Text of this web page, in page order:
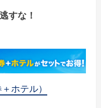
すな！
ホテル）